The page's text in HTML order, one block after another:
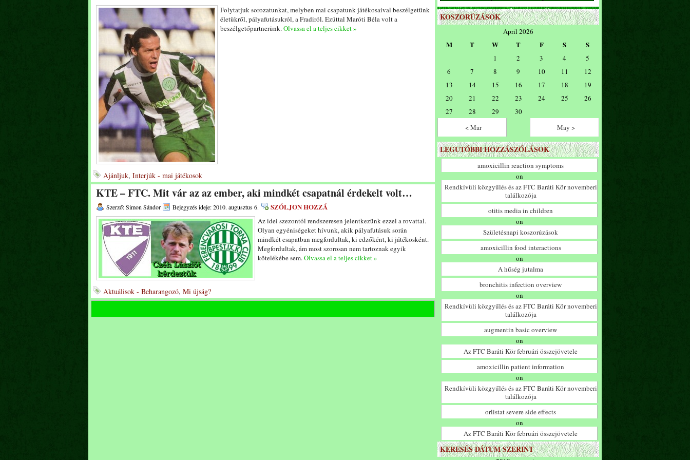
Folytatjuk sorozatunkat, melyben mai csapatunk játékosaival beszélgetünk
életükről, pályafutásukról, a Fradiról. Ezúttal Maróti Béla volt a
beszélgetőpartnerünk.Olvassa el a teljes cikket »
Ajánljuk, Interjúk - mai játékosok
KTE – FTC. Mit vár az az ember, aki mindkét csapatnál érdekelt volt…
Szerző: Simon Sándor Bejegyzés ideje: 2010. augusztus 6. SZÓLJON HOZZÁ
Az idei szezontól rendszeresen jelentkezünk ezzel a rovattal.
Olyan egyéniségeket hívunk, akik pályafutásuk során
mindkét csapatban megfordultak, ki edzőként, ki játékosként.
Megfordultak, ám most szorosan nem tartoznak egyik
kötelékébe sem.Olvassa el a teljes cikket »
Aktuálisok - Beharangozó, Mi újság?
KOSZORÚZÁSOK
April 2026
M T W T F S S
1 2 3 4
5
6
7 8 9 10 11
12
13
14 15 16 17 18
19
20
21 22 23 24 25
26
27
28 29
30
< Mar
May >
LEGUTÓBBI HOZZÁSZÓLÁSOK
amoxicillin reaction symptoms
on
Rendkívüli közgyűlés és az FTC Baráti Kör novemberi
találkozója
otitis media in children
on
Születésnapi koszorúzások
amoxicillin food interactions
on
A hűség jutalma
bronchitis infection overview
on
Rendkívüli közgyűlés és az FTC Baráti Kör novemberi
találkozója
augmentin basic overview
on
Az FTC Baráti Kör februári összejövetele
amoxicillin patient information
on
Rendkívüli közgyűlés és az FTC Baráti Kör novemberi
találkozója
orlistat severe side effects
on
Az FTC Baráti Kör februári összejövetele
KERESÉS DÁTUM SZERINT